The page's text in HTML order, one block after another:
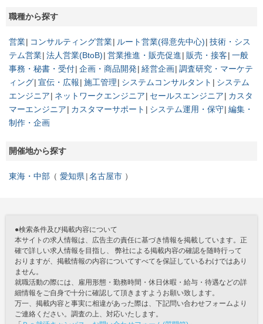
職種から探す
営業 コンサルティング営業 ルート営業(得意先中心) 技術・シス
テム営業 法人営業(BtoB) 営業推進・販売促進 販売・接客 一般
事務・秘書・受付 企画・商品開発 経営企画 調査研究・マーケテ
ィング 宣伝・広報 施工管理 システムコンサルタント
システム
エンジニア
ネットワークエンジニア セールスエンジニア
カスタ
マーエンジニア
カスタマーサポート システム運用・保守 編集・
制作・企画
開催地から探す
東海・中部 愛知県 名古屋市
●検索条件及び掲載内容について
本サイトの求人情報は、広告主の責任に基づき情報を掲載しています。正
確で詳しい求人情報を目指し、 弊社による掲載内容の確認を随時行って
おりますが、掲載情報の内容についてすべてを保証しているわけではあり
ません。
就職活動の際には、雇用形態・勤務時間・休日休暇・給与・待遇などの詳
細情報をご自身で十分に確認して頂きますようお願い致します。
万一、掲載内容と事実に相違があった際は、下記問い合わせフォームより
ご連絡ください。調査の上、対応いたします。